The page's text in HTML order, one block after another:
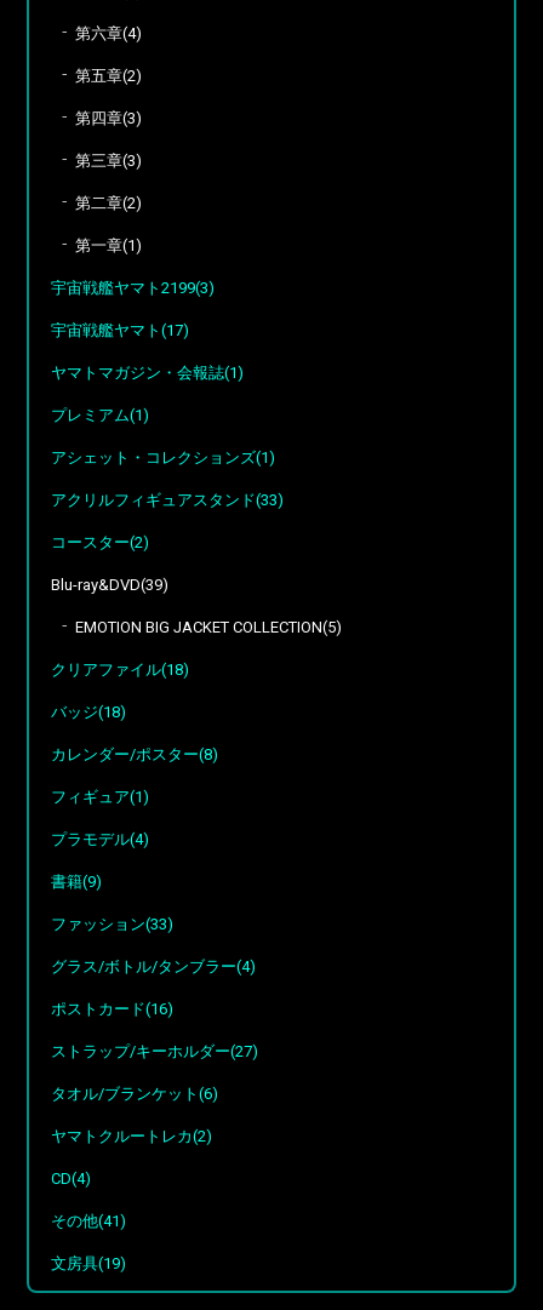
第六章(4)
第五章(2)
第四章(3)
第三章(3)
第二章(2)
第一章(1)
宇宙戦艦ヤマト2199(3)
宇宙戦艦ヤマト(17)
ヤマトマガジン・会報誌(1)
プレミアム(1)
アシェット・コレクションズ(1)
アクリルフィギュアスタンド(33)
コースター(2)
Blu-ray&DVD(39)
EMOTION BIG JACKET COLLECTION(5)
クリアファイル(18)
バッジ(18)
カレンダー/ポスター(8)
フィギュア(1)
プラモデル(4)
書籍(9)
ファッション(33)
グラス/ボトル/タンブラー(4)
ポストカード(16)
ストラップ/キーホルダー(27)
タオル/ブランケット(6)
ヤマトクルートレカ(2)
CD(4)
その他(41)
文房具(19)